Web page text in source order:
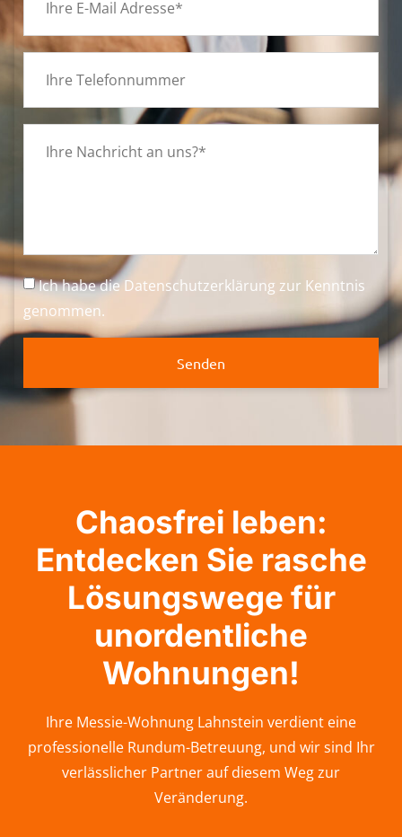
Ich habe dieDatenschutzerklärung zur Kenntnis
genommen.
Senden
Chaosfrei leben:
Entdecken Sie rasche
Lösungswege für
unordentliche
Wohnungen!
Ihre Messie-Wohnung Lahnstein verdient eine
professionelle Rundum-Betreuung, und wir sind Ihr
verlässlicher Partner auf diesem Weg zur
Veränderung.